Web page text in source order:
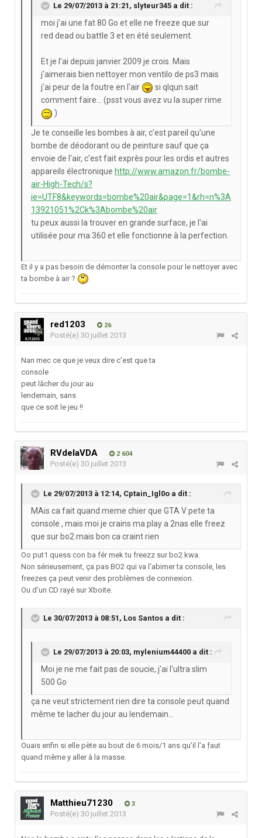
Le 29/07/2013 à 21:21, slyteur345 a dit :
moi j'ai une fat 80 Go et elle ne freeze que sur
red dead ou battle 3 et en été seulement.
Et je l'ai depuis janvier 2009 je crois. Mais
j'aimerais bien nettoyer mon ventilo de ps3 mais
j'ai peur de la foutre en l'air
si qlqun sait
comment faire... (psst vous avez vu la super rime
)
Je te conseille les bombes à air, c'est pareil qu'une
bombe de déodorant ou de peinture sauf que ça
envoie de l'air, c'est fait exprès pour les ordis et autres
appareils électronique http://www.amazon.fr/bombe-
air-High-Tech/s?
ie=UTF8&keywords=bombe%20air&page=1&rh=n%3A
13921051%2Ck%3Abombe%20air
tu peux aussi la trouver en grande surface, je l'ai
utilisée pour ma 360 et elle fonctionne à la perfection.
Et il y a pas besoin de démonter la console pour le nettoyer avec
ta bombe à air ?
red1203 26
Posté(e) 30 juillet 2013
Nan mec ce que je veux dire c'est que ta
console
peut lâcher du jour au
lendemain, sans
que ce soit le jeu !!
RVdelaVDA 2 604
Posté(e) 30 juillet 2013
Le 29/07/2013 à 12:14, Cptain_Igl0o a dit :
MAis ca fait quand meme chier que GTA V pete ta
console , mais moi je crains ma play a 2nas elle freez
que sur bo2 mais bon ca craint rien
Oo put1 quess con ba fér mek tu freezz sur bo2 kwa.
Non sérieusement, ça pas BO2 qui va l'abimer ta console, les
freezes ça peut venir des problèmes de connexion.
Ou d'un CD rayé sur Xboite.
Le 30/07/2013 à 08:51, Los Santos a dit :
Le 29/07/2013 à 20:03, mylenium44400 a dit :
Moi je ne me fait pas de soucie, j'ai l'ultra slim
500 Go
ça ne veut strictement rien dire ta console peut quand
même te lacher du jour au lendemain...
Ouais enfin si elle pète au bout de 6 mois/1 ans qu'il l'a faut
quand même y aller à la masse.
Matthieu71230 3
Posté(e) 30 juillet 2013